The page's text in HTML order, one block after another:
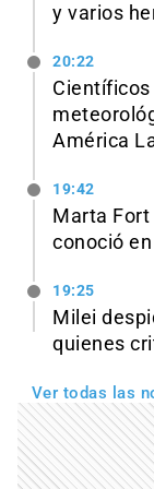
y varios
20:22
América
19:42
Marta
conoció
19:25
Milei
quienes
Ver todas las